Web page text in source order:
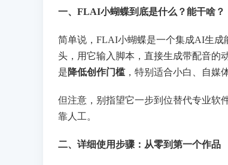
一、FLAI小蝴蝶到底是什么？能干啥？
简单说，FLAI小蝴蝶是一个集成AI生成
头，用它输入脚本，直接生成带配音的
是降低创作门槛，特别适合小白、自媒
但注意，别指望它一步到位替代专业软
靠人工。
二、详细使用步骤：从零到第一个作品